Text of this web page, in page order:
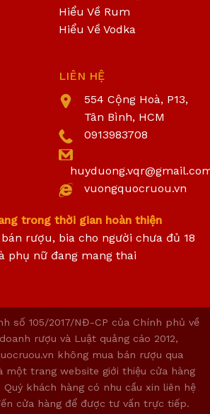
Hiểu Về Rum
Hiểu Về Vodka
LIÊN HỆ
554 Cộng Hoà, P13,
Tân Bình, HCM
0913983708
vuongquocruou.vn
trong thời gian hoàn thiện
rượu, bia cho người chưa đủ 18
phụ nữ đang mang thai
số 105/2017/NĐ-CP của Chính phủ về
rượu và Luật quảng cáo 2012,
không mua bán rượu qua
một trang website giới thiệu cửa hàng
khách hàng có nhu cầu xin liên hệ
cửa hàng để được tư vấn trực tiếp.